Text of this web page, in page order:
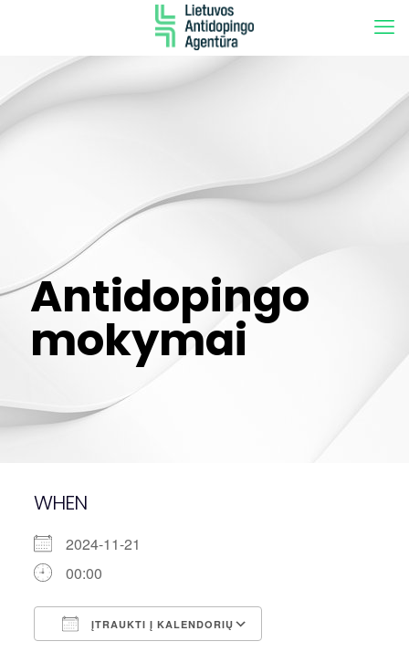
Antidopingo
mokymai
WHEN
2024-11-21
00:00
ĮTRAUKTI Į KALENDORIŲ